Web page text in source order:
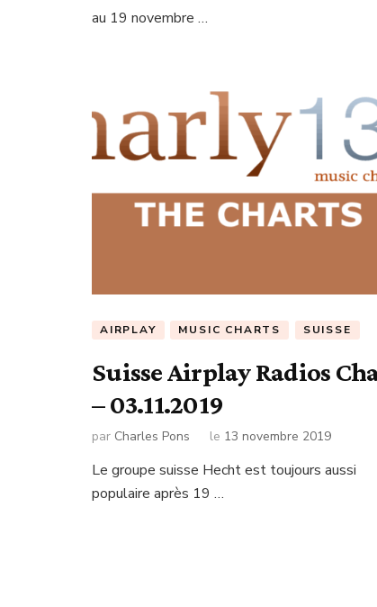
au 19 novembre …
AIRPLAY MUSIC CHARTS SUISSE
Suisse Airplay Radios
– 03.11.2019
par Charles Pons le 13 novembre 2019
Le groupe suisse Hecht est toujours aussi
populaire après 19 …